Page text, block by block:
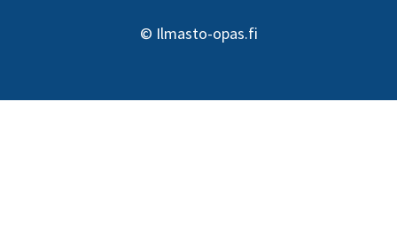
© Ilmasto-opas.fi